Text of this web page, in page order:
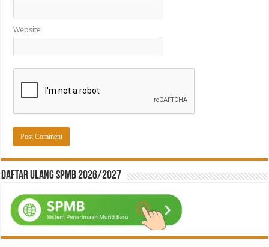
Website
Daftar ulang SPMB 2026/2027